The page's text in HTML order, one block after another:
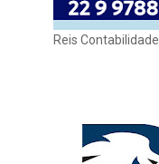
Reis Contabilidade